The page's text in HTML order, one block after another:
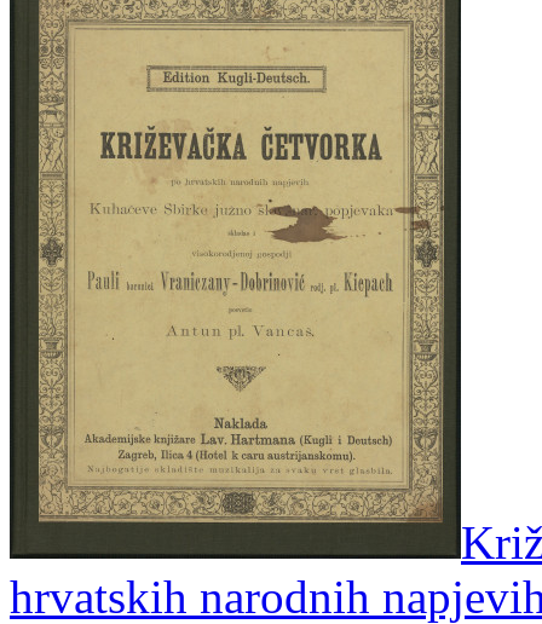
hrvatskih narodnih